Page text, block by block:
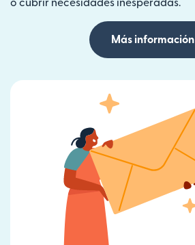
o cubrir necesidades inesperadas.
Más información